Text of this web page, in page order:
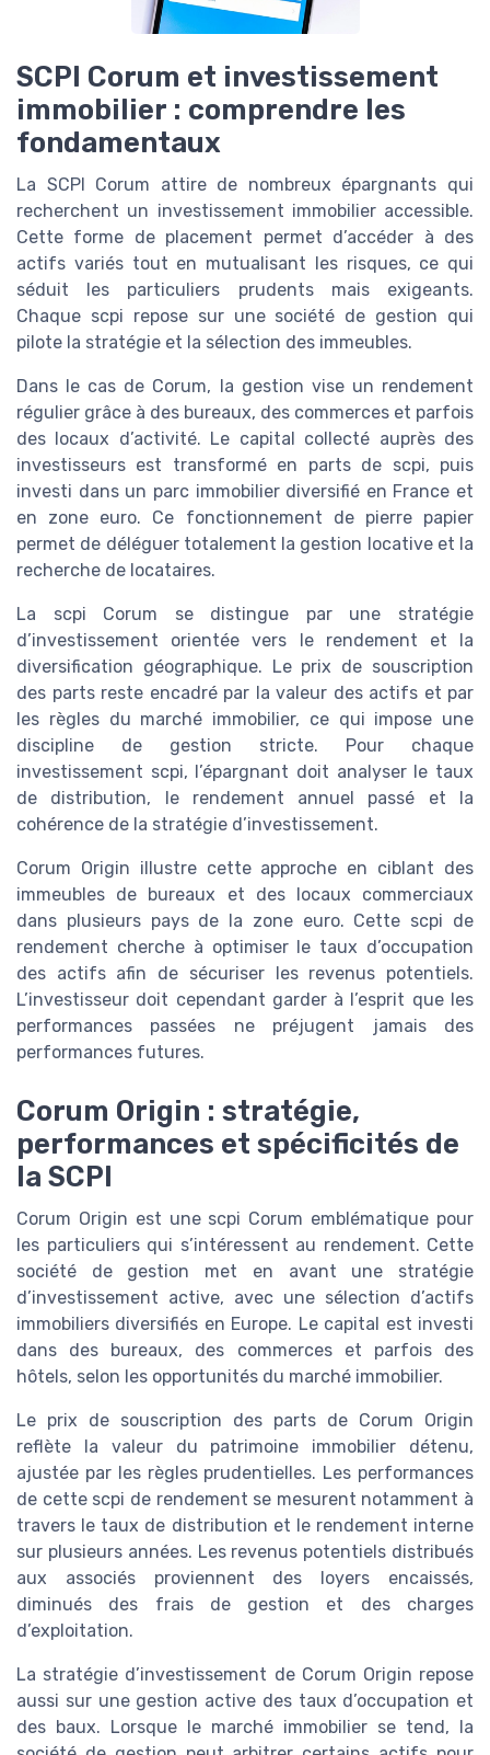
SCPI Corum et investissement
immobilier : comprendre les
fondamentaux
La SCPI Corum attire de nombreux épargnants qui
recherchent un investissement immobilier accessible.
Cette forme de placement permet d’accéder à des
actifs variés tout en mutualisant les risques, ce qui
séduit les particuliers prudents mais exigeants.
Chaque scpi repose sur une société de gestion qui
pilote la stratégie et la sélection des immeubles.
Dans le cas de Corum, la gestion vise un rendement
régulier grâce à des bureaux, des commerces et parfois
des locaux d’activité. Le capital collecté auprès des
investisseurs est transformé en parts de scpi, puis
investi dans un parc immobilier diversifié en France et
en zone euro. Ce fonctionnement de pierre papier
permet de déléguer totalement la gestion locative et la
recherche de locataires.
La scpi Corum se distingue par une stratégie
d’investissement orientée vers le rendement et la
diversification géographique. Le prix de souscription
des parts reste encadré par la valeur des actifs et par
les règles du marché immobilier, ce qui impose une
discipline de gestion stricte. Pour chaque
investissement scpi, l’épargnant doit analyser le taux
de distribution, le rendement annuel passé et la
cohérence de la stratégie d’investissement.
Corum Origin illustre cette approche en ciblant des
immeubles de bureaux et des locaux commerciaux
dans plusieurs pays de la zone euro. Cette scpi de
rendement cherche à optimiser le taux d’occupation
des actifs afin de sécuriser les revenus potentiels.
L’investisseur doit cependant garder à l’esprit que les
performances passées ne préjugent jamais des
performances futures.
Corum Origin : stratégie,
performances et spécificités de
la SCPI
Corum Origin est une scpi Corum emblématique pour
les particuliers qui s’intéressent au rendement. Cette
société de gestion met en avant une stratégie
d’investissement active, avec une sélection d’actifs
immobiliers diversifiés en Europe. Le capital est investi
dans des bureaux, des commerces et parfois des
hôtels, selon les opportunités du marché immobilier.
Le prix de souscription des parts de Corum Origin
reflète la valeur du patrimoine immobilier détenu,
ajustée par les règles prudentielles. Les performances
de cette scpi de rendement se mesurent notamment à
travers le taux de distribution et le rendement interne
sur plusieurs années. Les revenus potentiels distribués
aux associés proviennent des loyers encaissés,
diminués des frais de gestion et des charges
d’exploitation.
La stratégie d’investissement de Corum Origin repose
aussi sur une gestion active des taux d’occupation et
des baux. Lorsque le marché immobilier se tend, la